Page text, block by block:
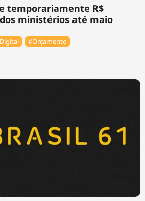
temporariamente R$
ministérios até maio
#Orçamento